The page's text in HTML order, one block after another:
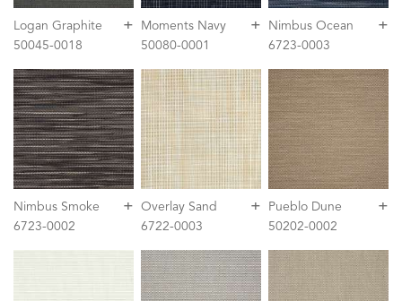
+
Logan Graphite
50045-0018
+
Moments Navy
50080-0001
+
Nimbus Ocean
6723-0003
+
Nimbus Smoke
6723-0002
+
Overlay Sand
6722-0003
+
Pueblo Dune
50202-0002